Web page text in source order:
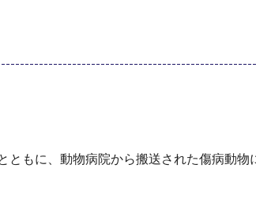
に、動物病院から搬送された傷病動物